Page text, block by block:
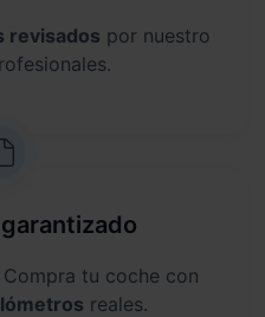
revisados por nuestro
tu coche con
reales.